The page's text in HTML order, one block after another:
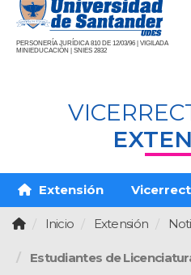
PERSONERÍA JURÍDICA 810 DE 12/03/96 | VIGILADA
MINIEDUCACIÓN | SNIES 2832
Extensión
Inicio Extensión
Estudiantes de